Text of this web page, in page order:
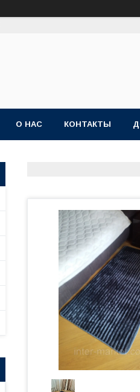
О НАС КОНТАКТЫ